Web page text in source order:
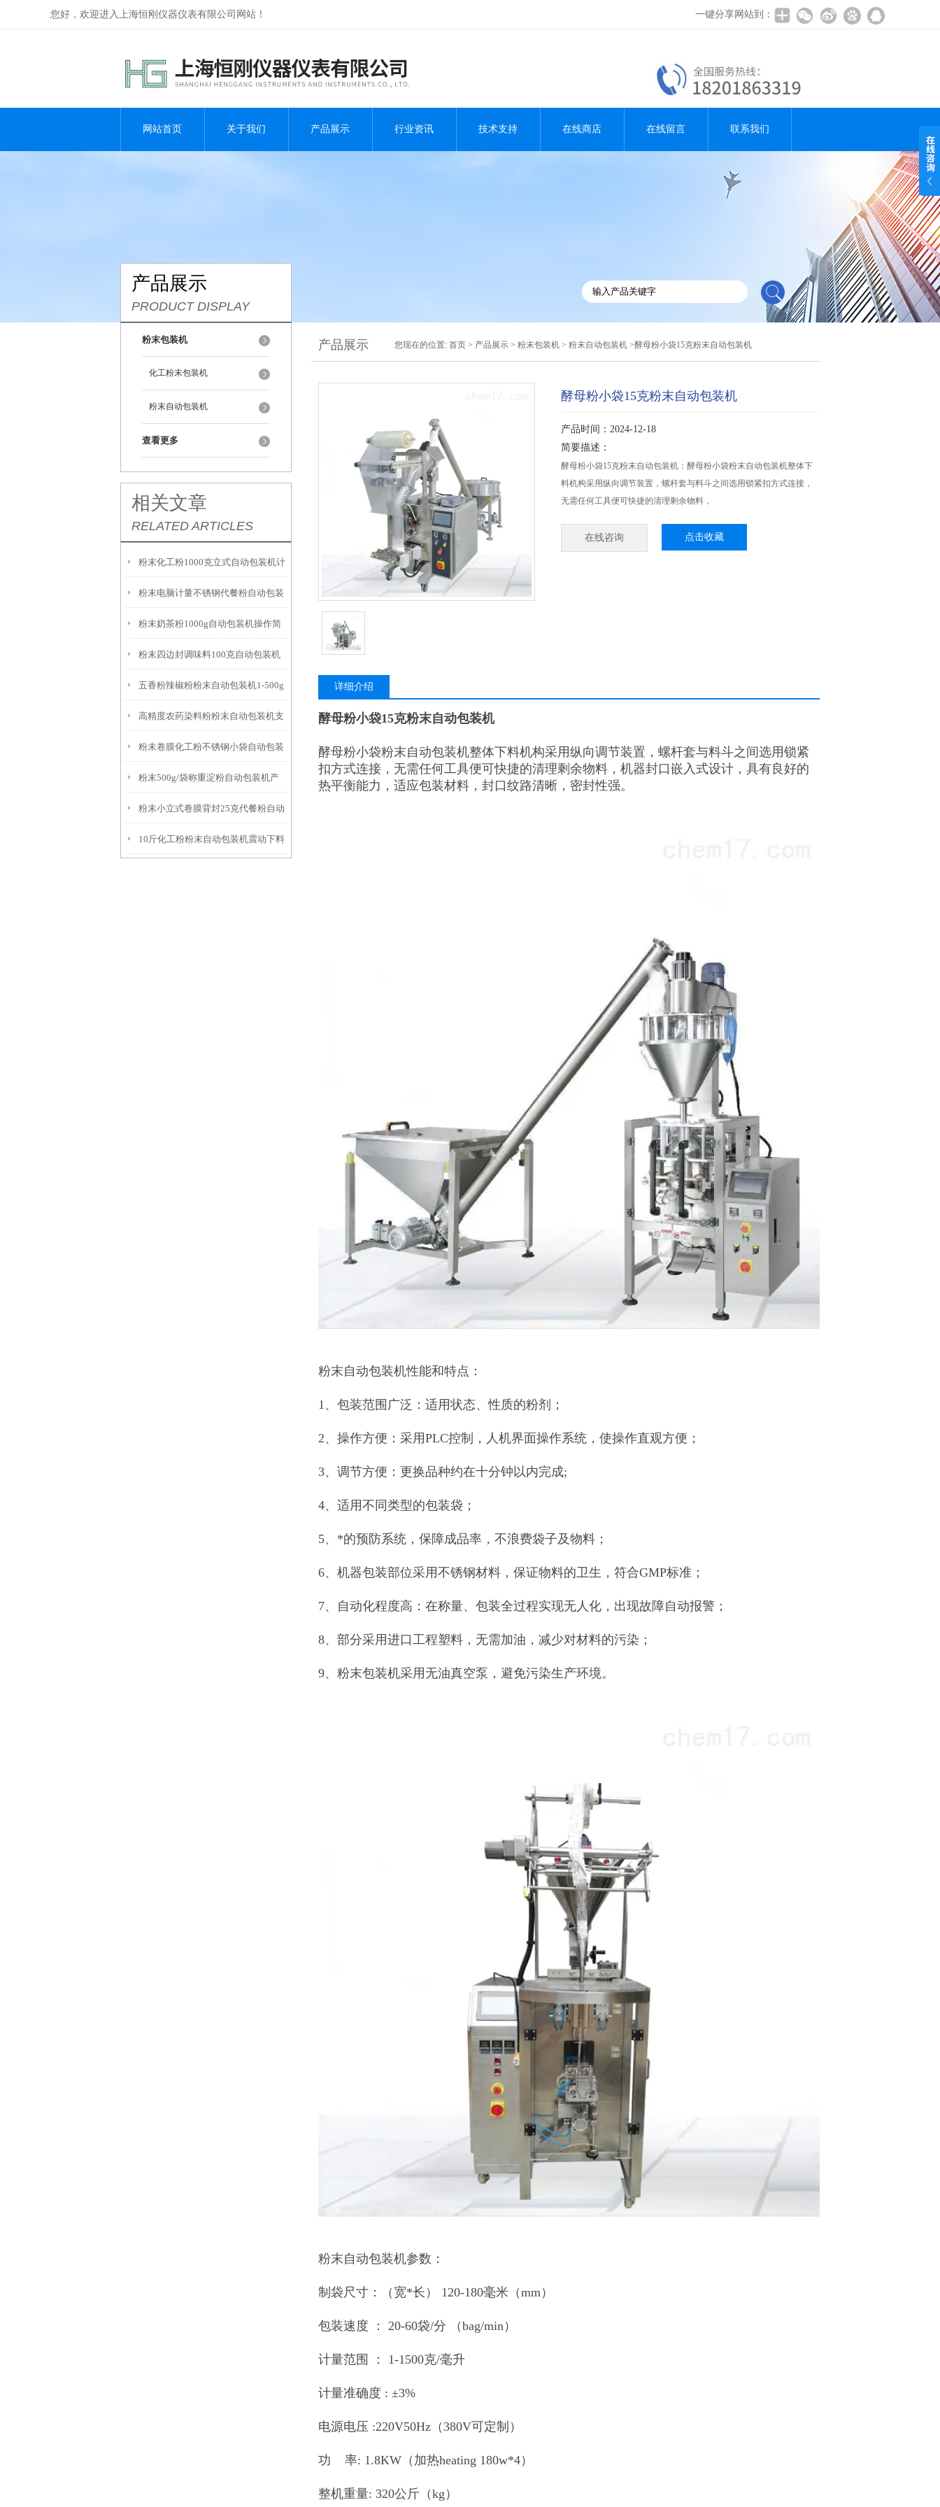
您好，欢迎进入上海恒刚仪器仪表有限公司网站！ 一键分享网站到：
网站首页 关于我们 产品展示 行业资讯 技术支持 在线商店 在线留言 联系我们
产品展示
PRODUCT DISPLAY
粉末包装机
化工粉末包装机
粉末自动包装机
查看更多
相关文章
RELATED ARTICLES
粉末化工粉1000克立式自动包装机计
量精准
粉末电脑计量不锈钢代餐粉自动包装
机厂家
粉末奶茶粉1000g自动包装机操作简
单
粉末四边封调味料100克自动包装机
操作简单
五香粉辣椒粉粉末自动包装机1-500g
工厂生产
高精度农药染料粉粉末自动包装机支
持定制
粉末卷膜化工粉不锈钢小袋自动包装
机参数
粉末500g/袋称重淀粉自动包装机产
品简介
粉末小立式卷膜背封25克代餐粉自动
包装机简介
10斤化工粉粉末自动包装机震动下料
产品展示 您现在的位置: 首页 > 产品展示 > 粉末包装机 > 粉末自动包装机 >酵母粉小袋15克粉末自动包装机
酵母粉小袋15克粉末自动包装机
产品时间：2024-12-18
简要描述：
酵母粉小袋15克粉末自动包装机：酵母粉小袋粉末自动包装机​整体下
料机构采用纵向调节装置，螺杆套与料斗之间选用锁紧扣方式连接，
无需任何工具便可快捷的清理剩余物料，
在线咨询 点击收藏
详细介绍
酵母粉小袋15克粉末自动包装机
酵母粉小袋粉末自动包装机整体下料机构采用纵向调节装置，螺杆套与料斗之间选用锁紧
扣方式连接，无需任何工具便可快捷的清理剩余物料，机器封口嵌入式设计，具有良好的
热平衡能力，适应包装材料，封口纹路清晰，密封性强。
粉末自动包装机性能和特点：
1、包装范围广泛：适用状态、性质的粉剂；
2、操作方便：采用PLC控制，人机界面操作系统，使操作直观方便；
3、调节方便：更换品种约在十分钟以内完成;
4、适用不同类型的包装袋；
5、*的预防系统，保障成品率，不浪费袋子及物料；
6、机器包装部位采用不锈钢材料，保证物料的卫生，符合GMP标准；
7、自动化程度高：在称量、包装全过程实现无人化，出现故障自动报警；
8、部分采用进口工程塑料，无需加油，减少对材料的污染；
9、粉末包装机采用无油真空泵，避免污染生产环境。
粉末自动包装机参数：
制袋尺寸：（宽*长） 120-180毫米（mm）
包装速度 ： 20-60袋/分 （bag/min）
计量范围 ： 1-1500克/毫升
计量准确度 : ±3%
电源电压 :220V50Hz（380V可定制）
功 率: 1.8KW（加热heating 180w*4）
整机重量: 320公斤（kg）